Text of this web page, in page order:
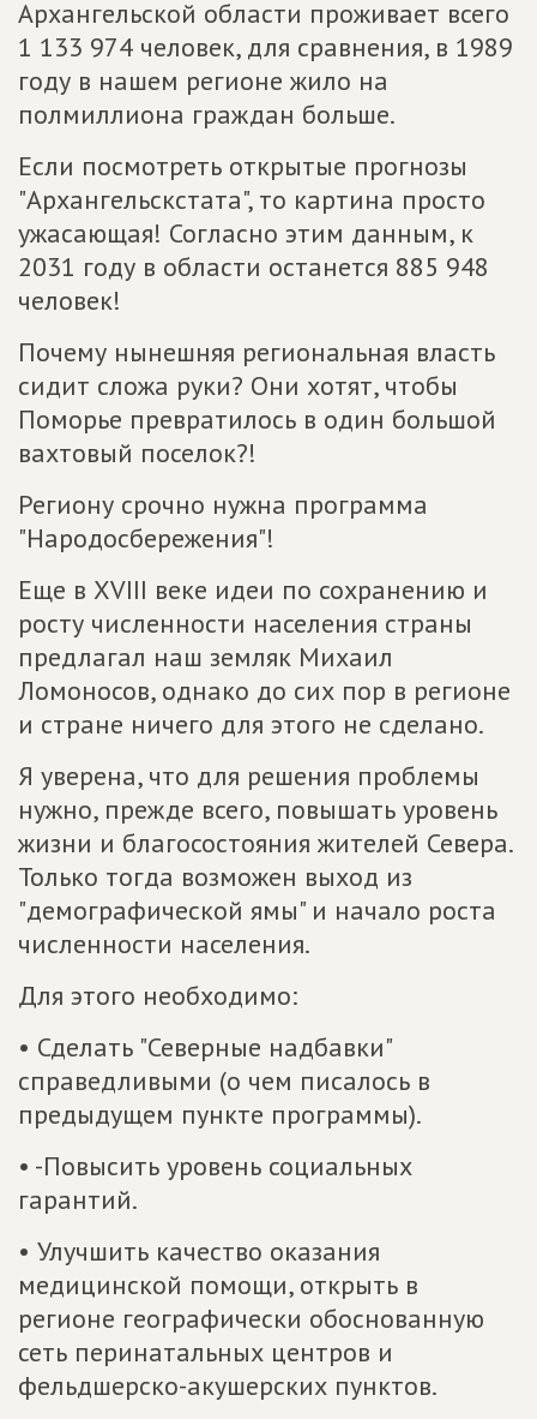
Архангельской области проживает всего
1 133 974 человек, для сравнения, в 1989
году в нашем регионе жило на
полмиллиона граждан больше.
Если посмотреть открытые прогнозы
"Архангельскстата", то картина просто
ужасающая! Согласно этим данным, к
2031 году в области останется 885 948
человек!
Почему нынешняя региональная власть
сидит сложа руки? Они хотят, чтобы
Поморье превратилось в один большой
вахтовый поселок?!
Региону срочно нужна программа
"Народосбережения"!
Еще в XVIII веке идеи по сохранению и
росту численности населения страны
предлагал наш земляк Михаил
Ломоносов, однако до сих пор в регионе
и стране ничего для этого не сделано.
Я уверена, что для решения проблемы
нужно, прежде всего, повышать уровень
жизни и благосостояния жителей Севера.
Только тогда возможен выход из
"демографической ямы" и начало роста
численности населения.
Для этого необходимо:
• Сделать "Северные надбавки"
справедливыми (о чем писалось в
предыдущем пункте программы).
• -Повысить уровень социальных
гарантий.
• Улучшить качество оказания
медицинской помощи, открыть в
регионе географически обоснованную
сеть перинатальных центров и
фельдшерско-акушерских пунктов.